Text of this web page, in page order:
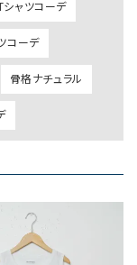
シャツコーデ
コーデ
骨格ナチュラル